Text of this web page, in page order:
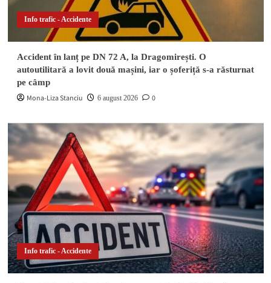
Escapadă nocturnă terminată în arest. Doi
minori și un adult au furat o mașină și au
abandonat-o pe câmp
Info trafic - Accidente
autoutilitară a lovit două mașini, iar o șoferiță s-
2
Info trafic - Accidente
Impact între două autoturisme pe o stradă din
Găești. Ambii șoferi au avut nevoie de îngrijiri
medicale
3
Actualitate
DIICOT a descins în pădure! Un bărbat de 51 de
ani a fost arestat după ce a înființat o cultură
outdoor de marijuana
Info trafic - Accidente
Accident în lanț pe DN 72 A, la Dragomirești. O
autoutilitară a lovit două mașini, iar o șoferiță s-a răsturnat
pe câmp
Mona-Liza Stanciu 6 august 2026 0
Info trafic - Accidente